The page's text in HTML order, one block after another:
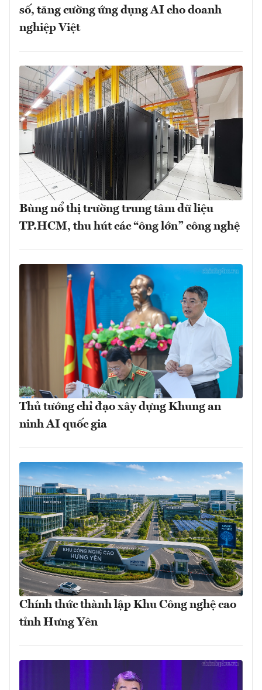
số, tăng cường ứng dụng AI cho doanh
nghiệp Việt
Bùng nổ thị trường trung tâm dữ liệu
TP.HCM, thu hút các “ông lớn” công nghệ
Thủ tướng chỉ đạo xây dựng Khung an
ninh AI quốc gia
Chính thức thành lập Khu Công nghệ cao
tỉnh Hưng Yên